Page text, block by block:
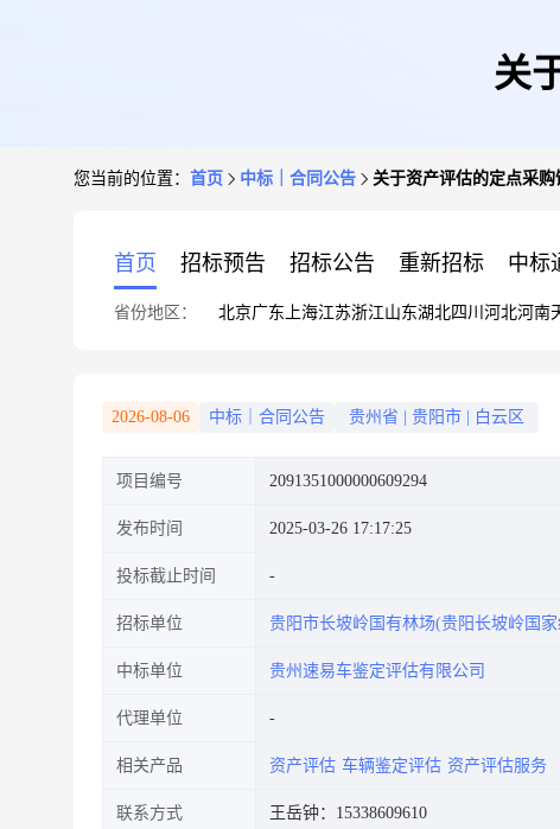
关
您当前的位置： 首页 中标｜合同公告 关于资产评估的定点采
首页 招标预告 招标公告 重新招标 中标
省份地区： 北京广东 上海江苏浙江山东湖北四川 河北河南
2026-08-06 中标｜合同公告 贵州省 贵阳市 白云区
项目编号 2091351000000609294
发布时间 2025-03-26 17:17:25
投标截止时间
招标单位 贵阳市长坡岭国有林场(贵阳长坡岭国
中标单位 贵州速易车鉴定评估有限公司
代理单位
相关产品 资产评估 车辆鉴定评估 资产评估服务
联系方式 王岳钟：15338609610